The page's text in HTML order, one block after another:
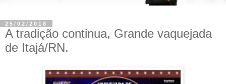
25/02/2018
A tradição continua, Grande vaquejada
de Itajá/RN.